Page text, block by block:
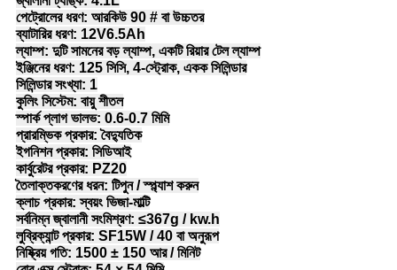
পেট্রোলের ধরণ: আরকিউ 90 # বা উচ্চতর
ব্যাটারির ধরণ: 12V6.5Ah
ল্যাম্প: দুটি সামনের বড় ল্যাম্প, একটি রিয়ার টেল ল্যাম্প
ইঞ্জিনের ধরণ: 125 সিসি, 4-স্ট্রোক, একক সিলিন্ডার
সিলিন্ডার সংখ্যা: 1
কুলিং সিস্টেম: বায়ু শীতল
স্পার্ক প্লাগ ভালভ: 0.6-0.7 মিমি
প্রারম্ভিক প্রকার: বৈদ্যুতিক
ইগনিশন প্রকার: সিডিআই
কার্বুরেটর প্রকার: PZ20
তৈলাক্তকরণের ধরন: টিপুন / স্প্ল্যাশ করুন
ক্লাচ প্রকার: স্বয়ং ভিজা-মাল্টি
সর্বনিম্ন জ্বালানী সংমিশ্রণ: ≤367g / kw.h
লুব্রিক্যান্ট প্রকার: SF15W / 40 বা অনুরূপ
নিষ্ক্রিয় গতি: 1500 ± 150 আর / মিনিট